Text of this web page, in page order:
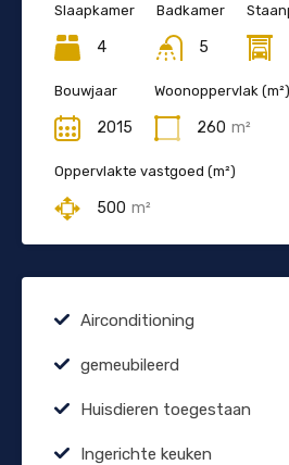
Slaapkamer
4
Badkamer
5
Bouwjaar
2015
Woonoppervlak (m²)
260 m²
Oppervlakte vastgoed (m²)
500 m²
Airconditioning
gemeubileerd
Huisdieren toegestaan
Ingerichte keuken